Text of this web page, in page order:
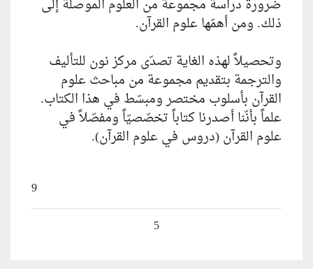
ضرورة دراسة مجموعة من العلوم الموصلة إلى
ذلك. ومن أهمّها علوم القرآن.
وتحصيلاً لهذه الغاية تصدّى مركز نون للتأليف
والترجمة بتقديم مجموعة من مباحث علوم
القرآن بأسلوب مختصر ومبسّط في هذا الكتاب.
علماً بأنّنا أصدرنا كتاباً تخصّصيّاً ومفصّلاً في
علوم القرآن (دروس في علوم القرآن).
9
5